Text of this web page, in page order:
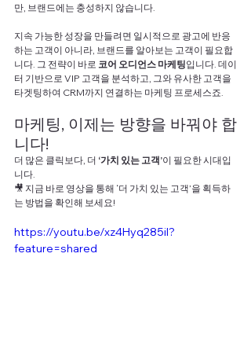
만, 브랜드에는 충성하지 않습니다.
지속 가능한 성장을 만들려면 일시적으로 광고에 반응
하는 고객이 아니라, 브랜드를 알아보는 고객이 필요합
니다. 그 전략이 바로 코어 오디언스 마케팅입니다. 데이
터 기반으로 VIP 고객을 분석하고, 그와 유사한 고객을
타겟팅하여 CRM까지 연결하는 마케팅 프로세스죠.
마케팅, 이제는 방향을 바꿔야 합
니다!
더 많은 클릭보다, 더 ‘가치 있는 고객’이 필요한 시대입
니다.
🎥 지금 바로 영상을 통해 ‘더 가치 있는 고객’을 획득하
는 방법을 확인해 보세요!
https://youtu.be/xz4Hyq285iI?
feature=shared